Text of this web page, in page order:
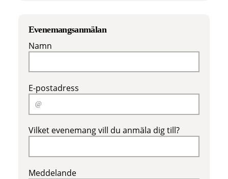
Evenemangsanmälan
Namn
E-postadress
Vilket evenemang vill du anmäla dig till?
Meddelande